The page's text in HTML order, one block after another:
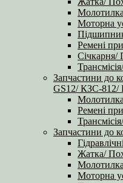
Моторна
Ремені
Січкарня/
Запчастини до
GS12/ КЗС-812/
Ремені
Запчастини до
Жатка/
Моторна